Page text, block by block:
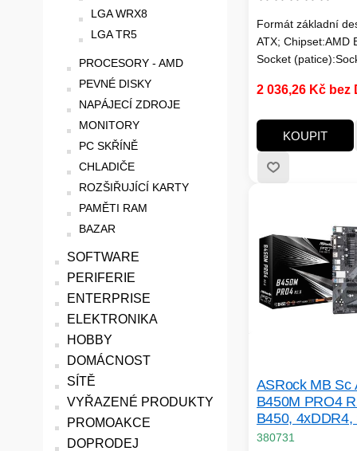
LGA WRX8
LGA TR5
PROCESORY - AMD
PEVNÉ DISKY
NAPÁJECÍ ZDROJE
MONITORY
PC SKŘÍNĚ
CHLADIČE
ROZŠIŘUJÍCÍ KARTY
PAMĚTI RAM
BAZAR
SOFTWARE
PERIFERIE
ENTERPRISE
ELEKTRONIKA
HOBBY
DOMÁCNOST
SÍTĚ
VYŘAZENÉ PRODUKTY
PROMOAKCE
DOPRODEJ
Formát základní
ATX; Chipset:AMD
Socket
Technologie paměti
slotů:2; M.2 slot:2;
Podpora RAID:0, 1,
Express x16:1; PCI
x8:0; PCI Express
DisplayPort:1;
DVI:0
2 036,26 Kč bez
KOUPIT
ASRock MB Sc
B450M PRO4
B450, 4xDDR4,
1xDVI, 1xVGA,
380731